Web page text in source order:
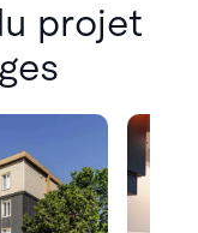
projet